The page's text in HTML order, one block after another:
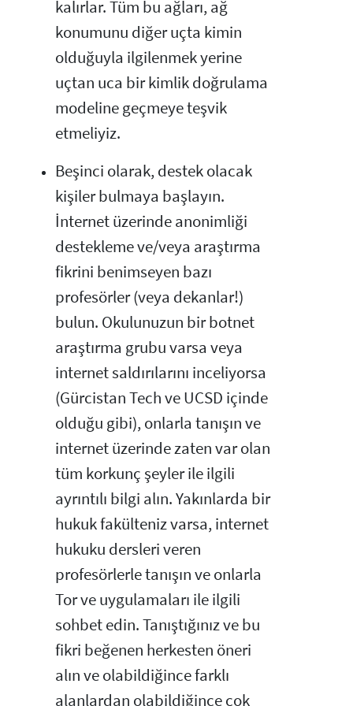
kalırlar. Tüm bu ağları, ağ
konumunu diğer uçta kimin
olduğuyla ilgilenmek yerine
uçtan uca bir kimlik doğrulama
modeline geçmeye teşvik
etmeliyiz.
Beşinci olarak, destek olacak
kişiler bulmaya başlayın.
İnternet üzerinde anonimliği
destekleme ve/veya araştırma
fikrini benimseyen bazı
profesörler (veya dekanlar!)
bulun. Okulunuzun bir botnet
araştırma grubu varsa veya
internet saldırılarını inceliyorsa
(Gürcistan Tech ve UCSD içinde
olduğu gibi), onlarla tanışın ve
internet üzerinde zaten var olan
tüm korkunç şeyler ile ilgili
ayrıntılı bilgi alın. Yakınlarda bir
hukuk fakülteniz varsa, internet
hukuku dersleri veren
profesörlerle tanışın ve onlarla
Tor ve uygulamaları ile ilgili
sohbet edin. Tanıştığınız ve bu
fikri beğenen herkesten öneri
alın ve olabildiğince farklı
alanlardan olabildiğince çok